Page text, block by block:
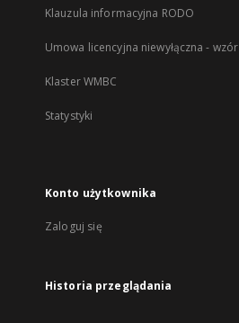
Klauzula informacyjna RODO
Umowa licencyjna niewyłączna - wzór
Klaster WMBC
Statystyki
Konto użytkownika
Zaloguj się
Historia przeglądania